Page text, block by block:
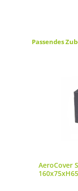
Produktgalerie
Passendes
AeroCover